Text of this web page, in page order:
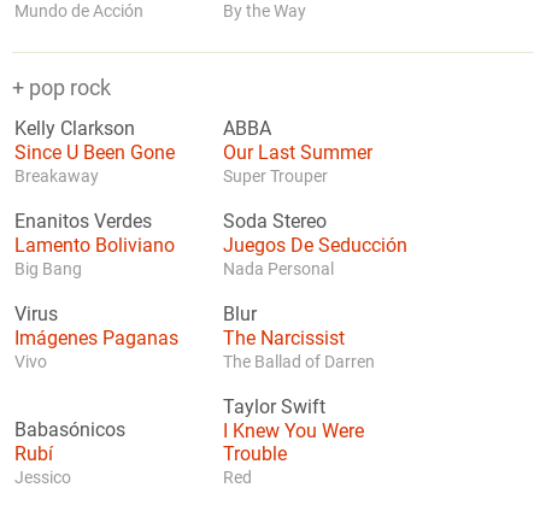
Mundo de Acción By the Way
+ pop rock
Kelly Clarkson
Since U Been Gone
Breakaway
ABBA
Our Last Summer
Super Trouper
Enanitos Verdes
Lamento Boliviano
Big Bang
Soda Stereo
Juegos De Seducción
Nada Personal
Virus
Imágenes Paganas
Vivo
Blur
The Narcissist
The Ballad of Darren
Babasónicos
Rubí
Jessico
Taylor Swift
I Knew You Were
Trouble
Red